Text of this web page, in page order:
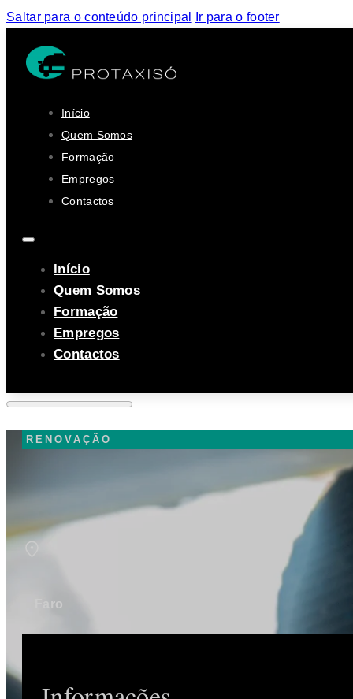
Saltar para o conteúdo principal Ir para o footer
Início
Quem Somos
Formação
Empregos
Contactos
Início
Quem Somos
Formação
Empregos
Contactos
RENOVAÇÃO
Faro